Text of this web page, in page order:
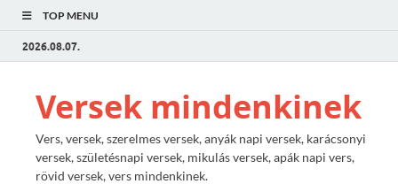
TOP MENU
2026.08.07.
Versek mindenkinek
Vers, versek, szerelmes versek, anyák napi versek, karácsonyi
versek, születésnapi versek, mikulás versek, apák napi vers,
rövid versek, vers mindenkinek.